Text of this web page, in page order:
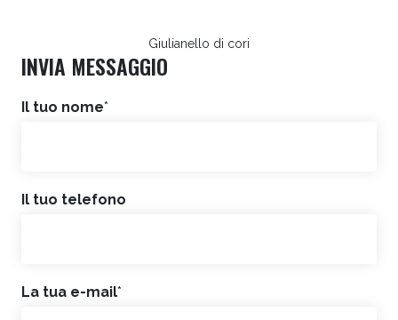
Giulianello di cori
INVIA MESSAGGIO
Il tuo nome*
Il tuo telefono
La tua e-mail*